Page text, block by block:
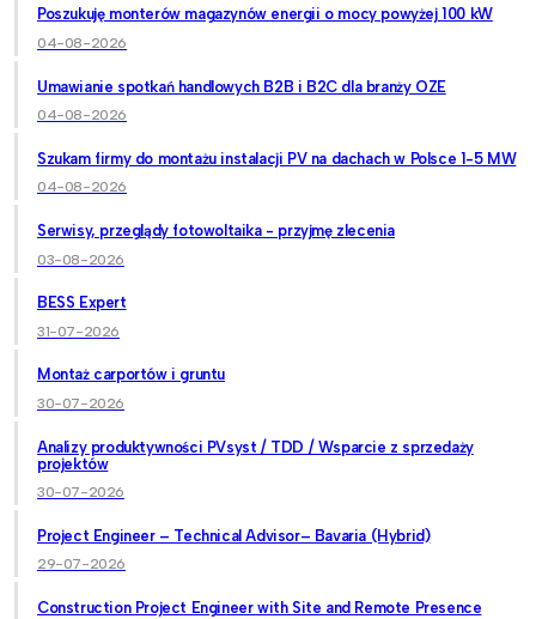
Poszukuję monterów magazynów energii o mocy powyżej 100 kW
04-08-2026
Umawianie spotkań handlowych B2B i B2C dla branży OZE
04-08-2026
Szukam firmy do montażu instalacji PV na dachach w Polsce 1-5 MW
04-08-2026
Serwisy, przeglądy fotowoltaika - przyjmę zlecenia
03-08-2026
BESS Expert
31-07-2026
Montaż carportów i gruntu
30-07-2026
Analizy produktywności PVsyst / TDD / Wsparcie z sprzedaży
projektów
30-07-2026
Project Engineer – Technical Advisor– Bavaria (Hybrid)
29-07-2026
Construction Project Engineer with Site and Remote Presence